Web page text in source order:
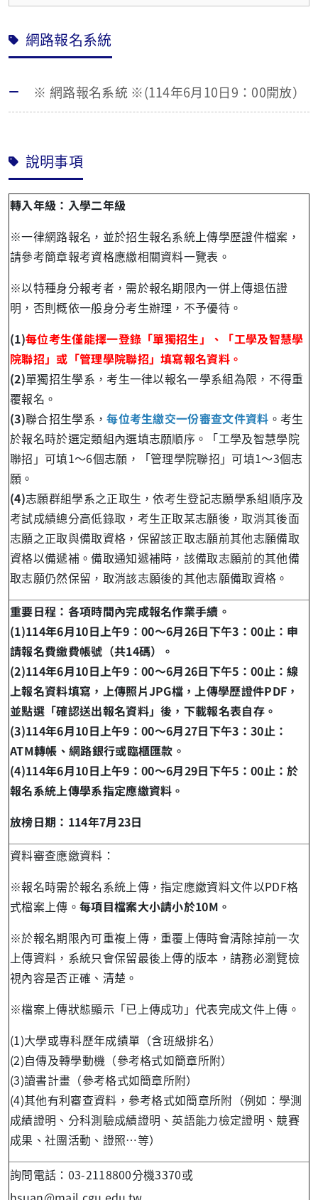
網路報名系統
※ 網路報名系統 ※(114年6月10日9：00開放）
說明事項
轉入年級：入學二年級
※一律網路報名，並於招生報名系統上傳學歷證件檔案，
請參考簡章報考資格應繳相關資料一覽表。
※以特種身分報考者，需於報名期限內一併上傳退伍證
明，否則概依一般身分考生辦理，不予優待。
(1)每位考生僅能擇一登錄「單獨招生」、「工學及智慧學
院聯招」或「管理學院聯招」填寫報名資料。
(2)單獨招生學系，考生一律以報名一學系組為限，不得重
覆報名。
(3)聯合招生學系，每位考生繳交一份審查文件資料 。考生
於報名時於選定類組內選填志願順序。「工學及智慧學院
聯招」可填1～6個志願，「管理學院聯招」可填1～3個志
願。
(4)志願群組學系之正取生，依考生登記志願學系組順序及
考試成績總分高低錄取，考生正取某志願後，取消其後面
志願之正取與備取資格，保留該正取志願前其他志願備取
資格以備遞補。備取通知遞補時，該備取志願前的其他備
取志願仍然保留，取消該志願後的其他志願備取資格。
重要日程 ：各項時間內完成報名作業手續。
(1)114年6月10日上午9：00～6月26日下午3：00止：申
請報名費繳費帳號（共14碼）。
(2)114年6月10日上午9：00～6月26日下午5：00止：線
上報名資料填寫，上傳照片JPG檔，上傳學歷證件PDF，
並點選「確認送出報名資料」後，下載報名表自存。
(3)114年6月10日上午9：00～6月27日下午3：30止：
ATM轉帳、網路銀行或臨櫃匯款。
(4)114年6月10日上午9：00～6月29日下午5：00止：於
報名系統上傳學系指定應繳資料。
放榜日期 ：114年7月23日
資料審查應繳資料 ：
※報名時需於報名系統上傳，指定應繳資料文件以PDF格
式檔案上傳。 每項目檔案大小請小於10M。
※於報名期限內可重複上傳，重覆上傳時會清除掉前一次
上傳資料，系統只會保留最後上傳的版本，請務必瀏覽檢
視內容是否正確、清楚。
※檔案上傳狀態顯示「已上傳成功」代表完成文件上傳。
(1)大學或專科歷年成績單（含班級排名）
(2)自傳及轉學動機（參考格式如簡章所附）
(3)讀書計畫（參考格式如簡章所附）
(4)其他有利審查資料，參考格式如簡章所附（例如：學測
成績證明、分科測驗成績證明、英語能力檢定證明、競賽
成果、社團活動、證照…等）
詢問電話：03-2118800分機3370或